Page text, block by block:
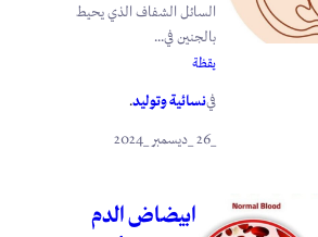
السائل الشفاف الذي يحيط
بالجنين في...
يقظة
فينسائية وتوليد.
ابيضاض الدم